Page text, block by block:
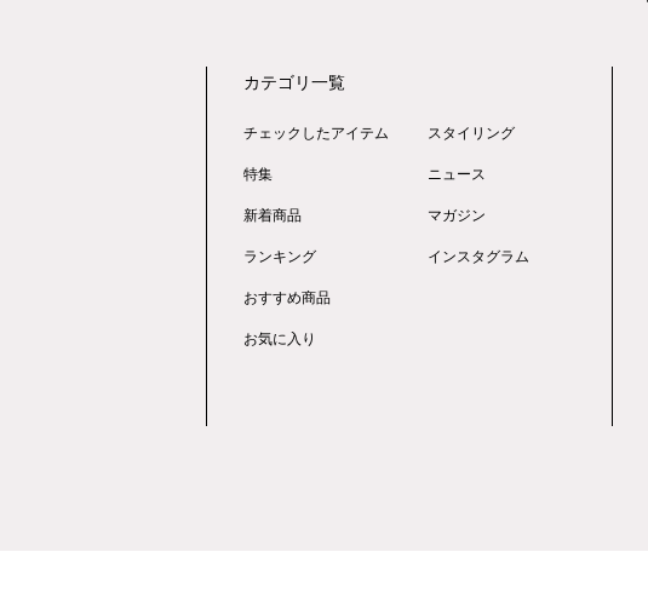
カテゴリ一覧
チェックしたアイテム
特集
新着商品
ランキング
おすすめ商品
お気に入り
スタイリング
ニュース
マガジン
インスタグラム